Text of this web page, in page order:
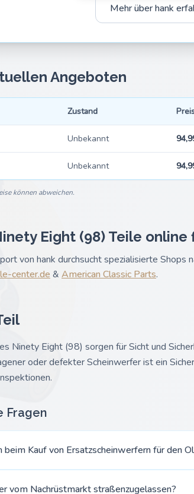
Mehr über hank
Angeboten
Zustand
Unbekannt
Unbekannt
können abweichen.
Eight (98) Teile online
von hank durchsucht spezialisierte Shops
center.de & American Classic Parts.
Ninety Eight (98) sorgen für Sicht und
oder defekter Scheinwerfer ist ein
Fragen
Kauf von Ersatzscheinwerfern für den
vom Nachrüstmarkt straßenzugelassen?